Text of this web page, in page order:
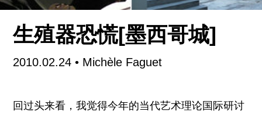
Sam)。是一个纪念性的活人画，放在一个埃及的模
型船上。里面有麦克•杰克逊在《颤栗》（Thriller）
里面的僵尸造型。小模型版的麦克正要上船，手持
一个三英尺大的便士，正要交给摆渡的船夫（通往
个香槟瓶，完全没有了生气，而麦克眼睛里则有一
生殖器恐慌[墨西哥城]
2010.02.24• Michèle Faguet
回过头来看，我觉得今年的当代艺术理论国际研讨